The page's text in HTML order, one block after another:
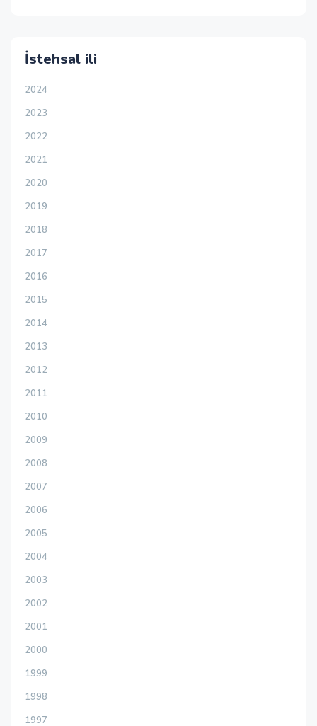
İstehsal ili
2024
2023
2022
2021
2020
2019
2018
2017
2016
2015
2014
2013
2012
2011
2010
2009
2008
2007
2006
2005
2004
2003
2002
2001
2000
1999
1998
1997